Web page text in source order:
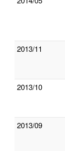
2013/11
2013/10
2013/09